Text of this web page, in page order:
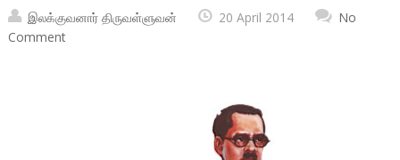
இலக்குவனார் திருவள்ளுவன் 20 April 2014
No
Comment